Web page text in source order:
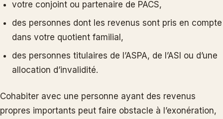
votre conjoint ou partenaire de PACS,
des personnes dont les revenus sont pris en compte
dans votre quotient familial,
des personnes titulaires de l’ASPA, de l’ASI ou d’une
allocation d’invalidité.
Cohabiter avec une personne ayant des revenus
propres importants peut faire obstacle à l’exonération,